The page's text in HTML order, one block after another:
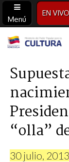
Menú
EN VIVO
Alba
96.3
FM
“olla”
30 julio, 2013